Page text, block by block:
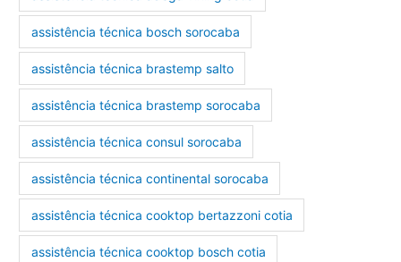
assistência técnica bosch sorocaba
assistência técnica brastemp salto
assistência técnica brastemp sorocaba
assistência técnica consul sorocaba
assistência técnica continental sorocaba
assistência técnica cooktop bertazzoni cotia
assistência técnica cooktop bosch cotia